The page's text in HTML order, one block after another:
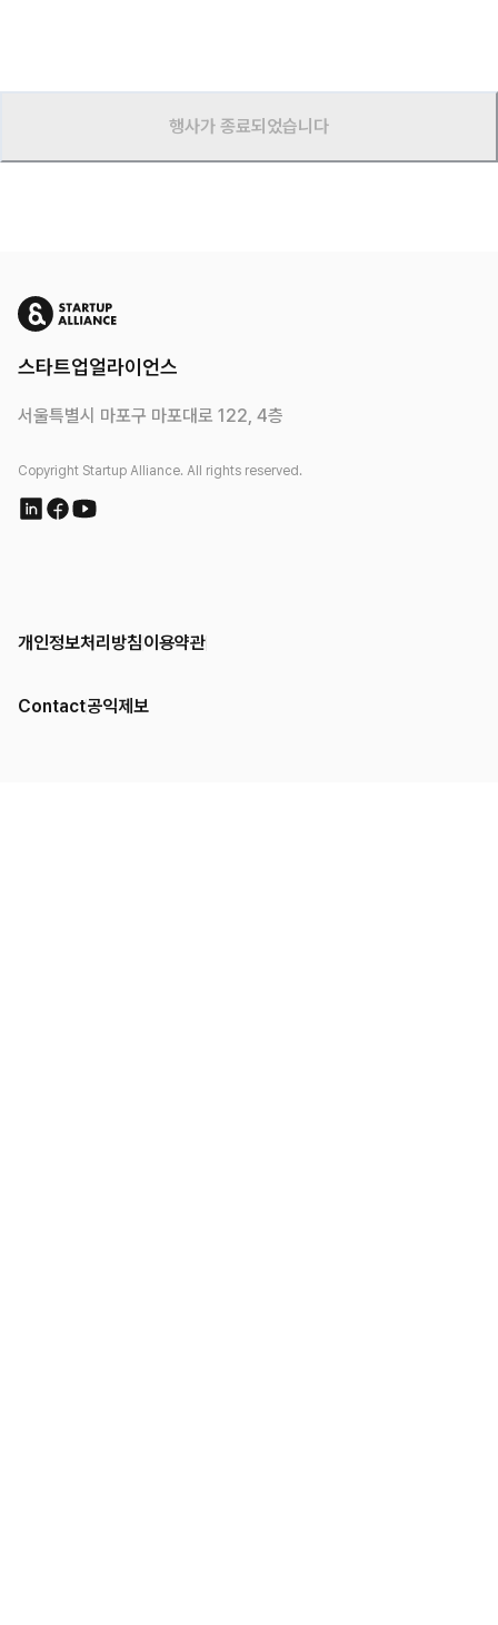
행사가 종료되었습니다
스타트업얼라이언스
서울특별시 마포구 마포대로 122, 4층
Copyright Startup Alliance. All rights reserved.
개인정보처리방침이용약관
Contact공익제보